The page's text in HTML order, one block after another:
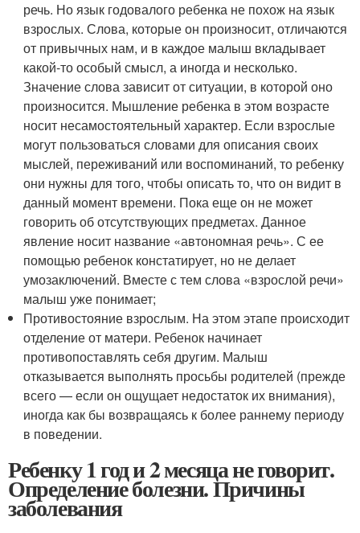
речь. Но язык годовалого ребенка не похож на язык
взрослых. Слова, которые он произносит, отличаются
от привычных нам, и в каждое малыш вкладывает
какой-то особый смысл, а иногда и несколько.
Значение слова зависит от ситуации, в которой оно
произносится. Мышление ребенка в этом возрасте
носит несамостоятельный характер. Если взрослые
могут пользоваться словами для описания своих
мыслей, переживаний или воспоминаний, то ребенку
они нужны для того, чтобы описать то, что он видит в
данный момент времени. Пока еще он не может
говорить об отсутствующих предметах. Данное
явление носит название «автономная речь». С ее
помощью ребенок констатирует, но не делает
умозаключений. Вместе с тем слова «взрослой речи»
малыш уже понимает;
Противостояние взрослым. На этом этапе происходит
отделение от матери. Ребенок начинает
противопоставлять себя другим. Малыш
отказывается выполнять просьбы родителей (прежде
всего — если он ощущает недостаток их внимания),
иногда как бы возвращаясь к более раннему периоду
в поведении.
Ребенку 1 год и 2 месяца не говорит.
Определение болезни. Причины
заболевания